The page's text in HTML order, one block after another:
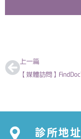
上一篇
診所地址